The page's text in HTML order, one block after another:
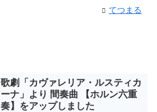
てつまる
歌劇「カヴァレリア・ルスティカ
ーナ」より 間奏曲 【ホルン六重
奏】をアップしました